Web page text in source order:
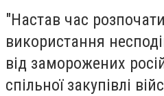
"Настав час
використання
від заморожених
спільної закупівлі